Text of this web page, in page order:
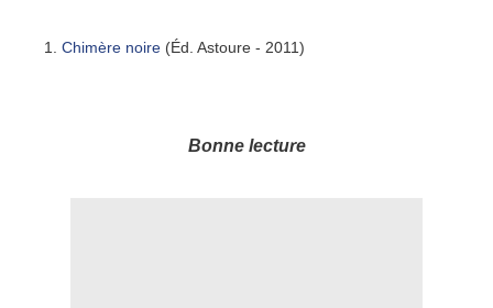
Chimère noire (Éd. Astoure - 2011)
Bonne lecture